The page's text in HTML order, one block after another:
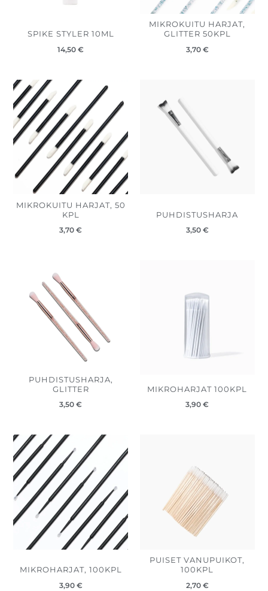
SPIKE STYLER 10ML
14,50€
MIKROKUITU HARJAT,
GLITTER 50KPL
3,70 €
MIKROKUITU HARJAT, 50
KPL
3,70€
PUHDISTUSHARJA
3,50 €
PUHDISTUSHARJA,
GLITTER
3,50€
MIKROHARJAT 100KPL
3,90€
MIKROHARJAT, 100KPL
3,90 €
PUISET VANUPUIKOT,
100KPL
2,70 €